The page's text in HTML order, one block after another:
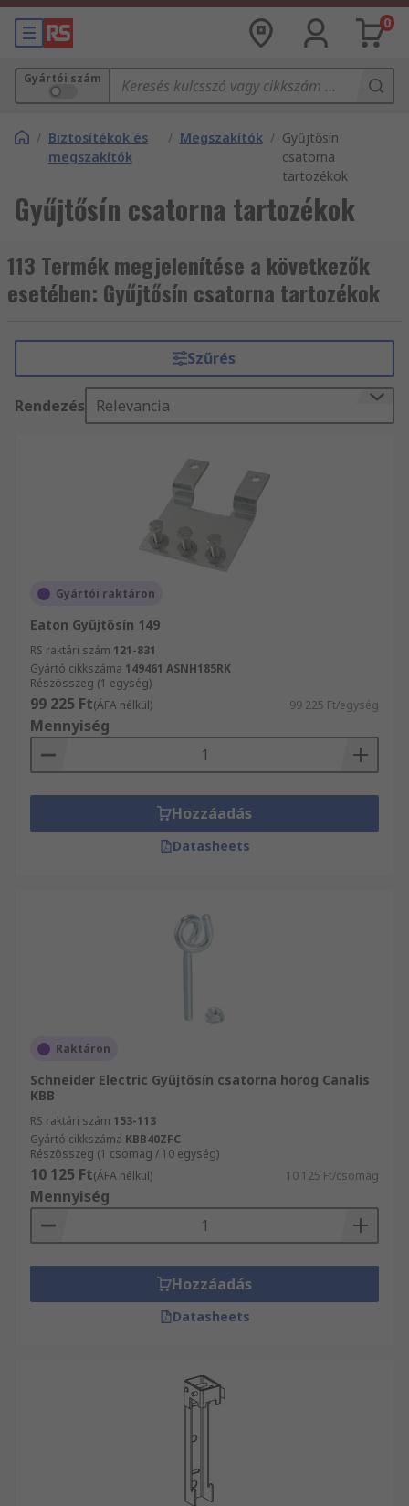
0
Gyártói szám
/ Biztosítékok és
megszakítók
/ Megszakítók / Gyűjtősín
csatorna
tartozékok
Gyűjtősín csatorna tartozékok
113 Termék megjelenítése a következők
esetében: Gyűjtősín csatorna tartozékok
Szűrés
Rendezés Relevancia
Gyártói raktáron
Eaton Gyűjtősín 149
RS raktári szám 121-831
Gyártó cikkszáma 149461 ASNH185RK
Részösszeg (1 egység)
99 225 Ft(ÁFA nélkül) 99 225 Ft/egység
Mennyiség
Hozzáadás
Datasheets
Raktáron
Schneider Electric Gyűjtősín csatorna horog Canalis
KBB
RS raktári szám 153-113
Gyártó cikkszáma KBB40ZFC
Részösszeg (1 csomag / 10 egység)
10 125 Ft(ÁFA nélkül) 10 125 Ft/csomag
Mennyiség
Hozzáadás
Datasheets